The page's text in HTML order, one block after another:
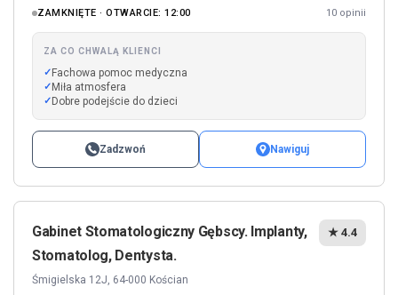
ZAMKNIĘTE · OTWARCIE: 12:00 10 opinii
ZA CO CHWALĄ KLIENCI
Fachowa pomoc medyczna
Miła atmosfera
Dobre podejście do dzieci
Zadzwoń Nawiguj
Gabinet Stomatologiczny Gębscy. Implanty,
Stomatolog, Dentysta.
Śmigielska 12J, 64-000 Kościan
★ 4.4